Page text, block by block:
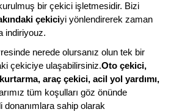
bir çekici işletmesidir. Bizi
çekiciyi yönlendirerek zaman
indiriyouz.
nerede olursanız olun tek bir
çekiciye ulaşabilirsiniz.Oto çekici,
araç çekici, acil yol yardımı,
tüm koşulları göz önünde
donanımlara sahip olarak